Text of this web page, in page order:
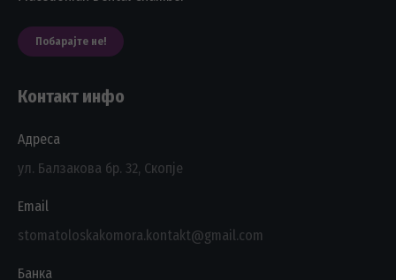
Побарајте не!
Контакт инфо
Адреса
ул. Балзакова бр. 32, Скопје
Email
stomatoloskakomora.kontakt@gmail.com
Банка